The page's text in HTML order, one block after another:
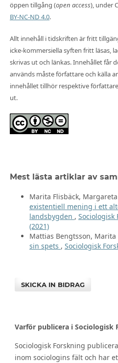
öppen tillgång (open access), under
BY-NC-ND 4.0.
Allt innehåll i tidskriften är fritt
icke-kommersiella syften fritt läsas,
skrivas ut och länkas. Innehållet får
används måste författare och källa
innehållet tillhör respektive
ut.
Mest lästa artiklar av
Marita Flisbäck,
existentiell mening i ett
landsbygden , Sociologisk
(2021)
Mattias Bengtsson, Marita
sin spets , Sociologisk
SKICKA IN BIDRAG
Varför publicera i Sociologisk
Sociologisk Forskning
inom sociologins fält och har